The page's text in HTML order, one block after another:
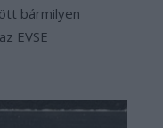
bármilyen
EVSE